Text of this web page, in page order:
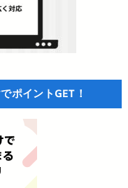
ポイントGET！